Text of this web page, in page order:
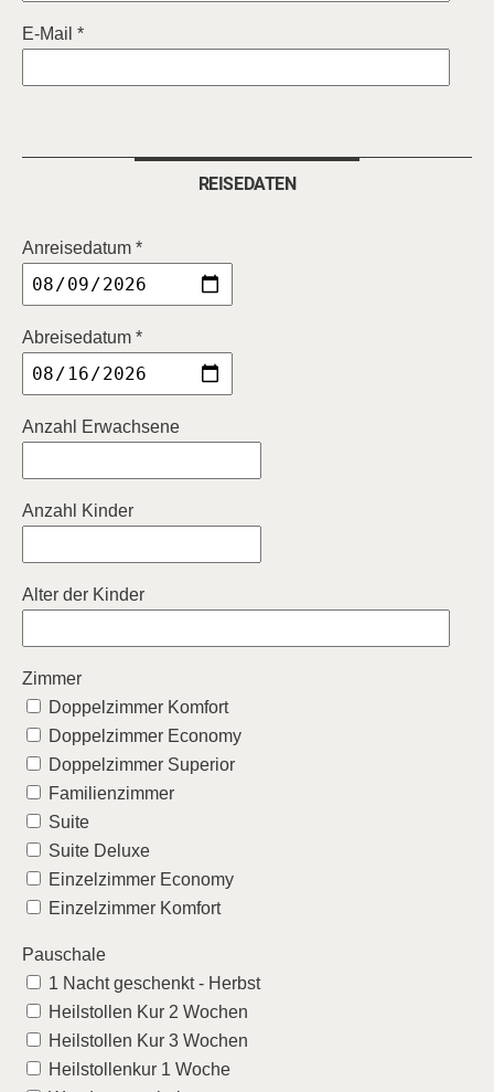
E-Mail *
REISEDATEN
Anreisedatum *
Abreisedatum *
Anzahl Erwachsene
Anzahl Kinder
Alter der Kinder
Zimmer
Doppelzimmer Komfort
Doppelzimmer Economy
Doppelzimmer Superior
Familienzimmer
Suite
Suite Deluxe
Einzelzimmer Economy
Einzelzimmer Komfort
Pauschale
1 Nacht geschenkt - Herbst
Heilstollen Kur 2 Wochen
Heilstollen Kur 3 Wochen
Heilstollenkur 1 Woche